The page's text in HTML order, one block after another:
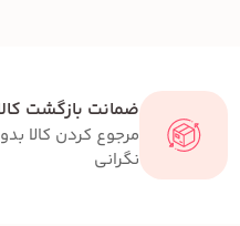
ضمانت بازگشت
مرجوع کردن کالا
نگرانی